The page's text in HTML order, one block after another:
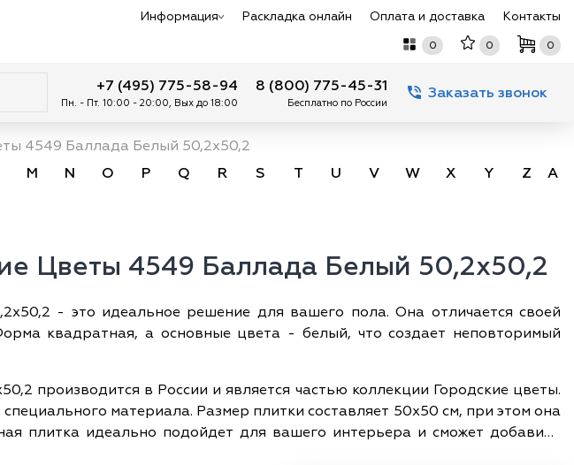
Информация Раскладка онлайн Оплата и доставка Контакты
0 0 0
+7 (495) 775-58-94
Пн. - Пт. 10:00 - 20:00, Вых до 18:00
8 (800) 775-45-31
Бесплатно по России
Заказать звонок
4549 Баллада Белый 50,2x50,2
M N O P Q R S T U V W X Y Z А -
Цветы 4549 Баллада Белый 50,2x50,2
- это идеальное решение для вашего пола. Она отличается своей
квадратная, а основные цвета - белый, что создает неповторимый
производится в России и является частью коллекции Городские цветы.
материала. Размер плитки составляет 50х50 см, при этом она
плитка идеально подойдет для вашего интерьера и сможет добавить